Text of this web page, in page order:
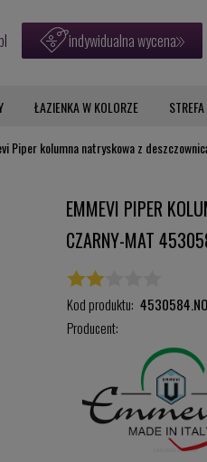
indywidualna wycena
ŁAZIENKA W KOLORZE
Piper kolumna natryskowa z
EMMEVI PIPER
CZARNY-MAT
Kod produktu: 4530584.NO
Producent: